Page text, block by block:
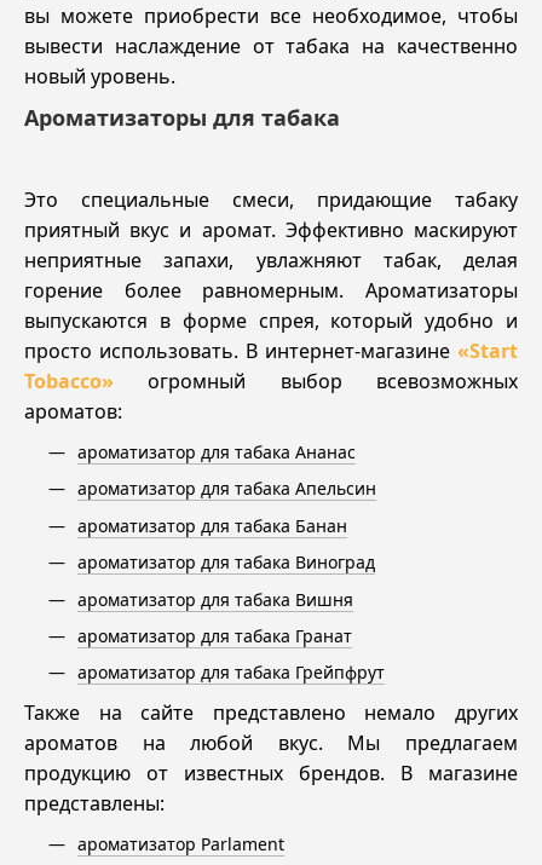
вы можете приобрести все необходимое, чтобы
вывести наслаждение от табака на качественно
новый уровень.
Ароматизаторы для табака
Это специальные смеси, придающие табаку
приятный вкус и аромат. Эффективно маскируют
неприятные запахи, увлажняют табак, делая
горение более равномерным. Ароматизаторы
выпускаются в форме спрея, который удобно и
просто использовать. В интернет-магазине «Start
Tobacco» огромный выбор всевозможных
ароматов:
ароматизатор для табака Ананас
ароматизатор для табака Апельсин
ароматизатор для табака Банан
ароматизатор для табака Виноград
ароматизатор для табака Вишня
ароматизатор для табака Гранат
ароматизатор для табака Грейпфрут
Также на сайте представлено немало других
ароматов на любой вкус. Мы предлагаем
продукцию от известных брендов. В магазине
представлены:
ароматизатор Parlament